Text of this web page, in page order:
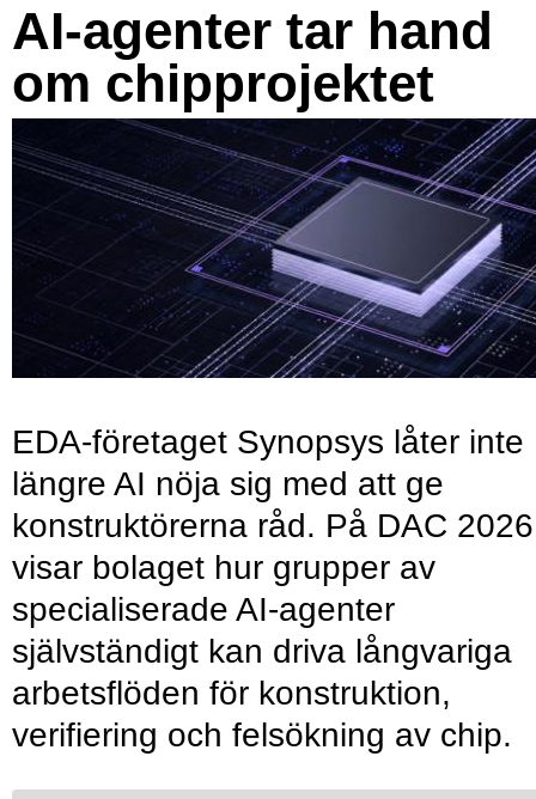
AI-agenter tar hand
om chipprojektet
EDA-företaget Synopsys låter inte
längre AI nöja sig med att ge
konstruktörerna råd. På DAC 2026
visar bolaget hur grupper av
specialiserade AI-agenter
självständigt kan driva långvariga
arbetsflöden för konstruktion,
verifiering och felsökning av chip.